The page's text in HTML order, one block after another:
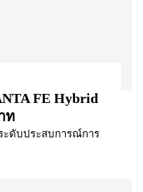
FE Hybrid
ท
ะดับประสบการณ์การ